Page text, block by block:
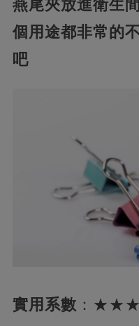
燕尾夾放進衛生
個用途都非常的
吧
實用系數 ：